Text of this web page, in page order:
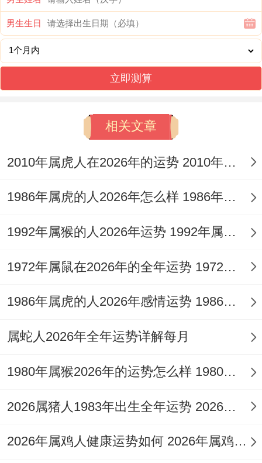
个合作项目带来的分成估计会让你惊喜。
说实话~
做自媒体的小伙伴要看了,下半年粉丝量会有
波小爆发;接广告时记得留个心眼~别签独家
投资在领域 有个有意思的现象、许多双子座
女生这年靠“闺蜜经济”赚到了外快...打个比
的是八月前后别碰高风险理财。有个做美妆
把上半年赚的都赔进去。
说到开源节流- 有个生活小妙招老实讲值得
分享：利用你们双子座的社交天赋;把闲置物
成交率能提高三成。
男生生日
立即测算
相关文章
2010年属虎人在2026年的运势 2010年属虎人2026
1986年属虎的人2026年怎么样 1986年属虎的5位吉利数字
1992年属猴的人2026年运势 1992年属猴人2026年运势及运程
1972年属鼠在2026年的全年运势 1972年属鼠在52岁后的运气
1986年属虎的人2026年感情运势 1986年属虎的人这一生婚姻怎么样
属蛇人2026年全年运势详解每月
1980年属猴2026年的运势怎么样 1980年属猴人2月份运程
2026属猪人1983年出生全年运势 2026属猪人的全年运势
2026年属鸡人健康运势如何 2026年属鸡人的全年运势如何